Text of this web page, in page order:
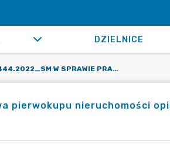
DZIELNICE
OR.0050.444.2022_SM W SPRAWIE PRAWA PIERWOKUPU NIERUCHOMOŚCI OPISANEJ W KSIĘDZE WIECZYSTEJ
pierwokupu nieruchomości